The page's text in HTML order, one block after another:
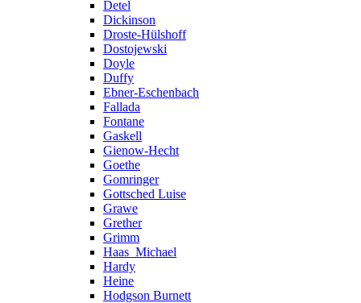
Detel
Dickinson
Droste-Hülshoff
Dostojewski
Doyle
Duffy
Ebner-Eschenbach
Fallada
Fontane
Gaskell
Gienow-Hecht
Goethe
Gomringer
Gottsched Luise
Grawe
Grether
Grimm
Haas_Michael
Hardy
Heine
Hodgson Burnett